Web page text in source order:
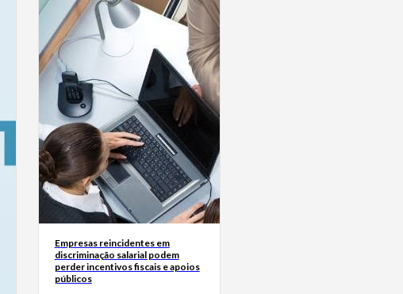
Empresas reincidentes em
discriminação salarial podem
perder incentivos fiscais e apoios
públicos